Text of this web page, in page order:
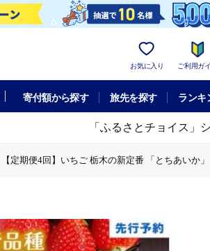
お気に入り ご利用ガ
寄付額から探す 旅先を探す ランキ
「ふるさとチョイス」
【定期便4回】いちご 栃木の新定番 「とちあいか